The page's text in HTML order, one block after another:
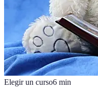
Elegir un curso6 min